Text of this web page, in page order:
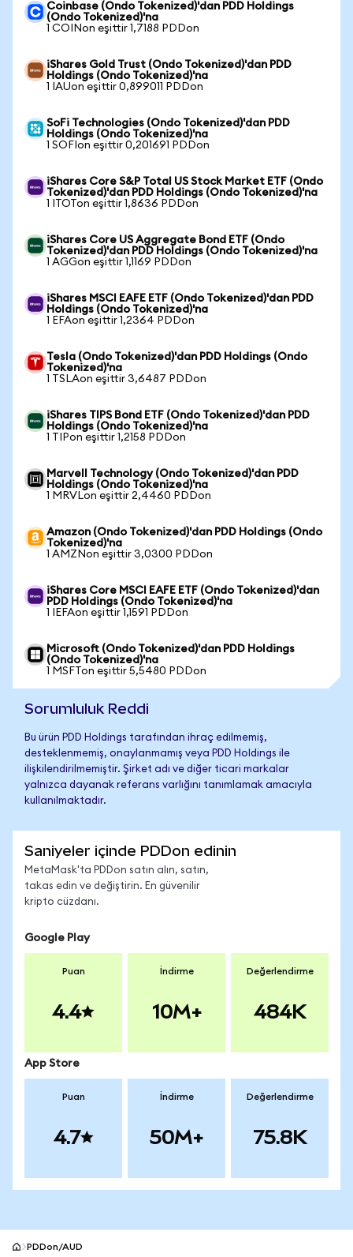
Coinbase (Ondo Tokenized)'dan PDD Holdings
(Ondo Tokenized)'na
1 COINon eşittir 1,7188 PDDon
iShares Gold Trust (Ondo Tokenized)'dan PDD
Holdings (Ondo Tokenized)'na
1 IAUon eşittir 0,899011 PDDon
SoFi Technologies (Ondo Tokenized)'dan PDD
Holdings (Ondo Tokenized)'na
1 SOFIon eşittir 0,201691 PDDon
iShares Core S&P Total US Stock Market ETF (Ondo
Tokenized)'dan PDD Holdings (Ondo Tokenized)'na
1 ITOTon eşittir 1,8636 PDDon
iShares Core US Aggregate Bond ETF (Ondo
Tokenized)'dan PDD Holdings (Ondo Tokenized)'na
1 AGGon eşittir 1,1169 PDDon
iShares MSCI EAFE ETF (Ondo Tokenized)'dan PDD
Holdings (Ondo Tokenized)'na
1 EFAon eşittir 1,2364 PDDon
Tesla (Ondo Tokenized)'dan PDD Holdings (Ondo
Tokenized)'na
1 TSLAon eşittir 3,6487 PDDon
iShares TIPS Bond ETF (Ondo Tokenized)'dan PDD
Holdings (Ondo Tokenized)'na
1 TIPon eşittir 1,2158 PDDon
Marvell Technology (Ondo Tokenized)'dan PDD
Holdings (Ondo Tokenized)'na
1 MRVLon eşittir 2,4460 PDDon
Amazon (Ondo Tokenized)'dan PDD Holdings (Ondo
Tokenized)'na
1 AMZNon eşittir 3,0300 PDDon
iShares Core MSCI EAFE ETF (Ondo Tokenized)'dan
PDD Holdings (Ondo Tokenized)'na
1 IEFAon eşittir 1,1591 PDDon
Microsoft (Ondo Tokenized)'dan PDD Holdings
(Ondo Tokenized)'na
1 MSFTon eşittir 5,5480 PDDon
Sorumluluk Reddi
Bu ürün PDD Holdings tarafından ihraç edilmemiş,
desteklenmemiş, onaylanmamış veya PDD Holdings ile
ilişkilendirilmemiştir. Şirket adı ve diğer ticari markalar
yalnızca dayanak referans varlığını tanımlamak amacıyla
kullanılmaktadır.
Saniyeler içinde PDDon edinin
MetaMask'ta PDDon satın alın, satın,
takas edin ve değiştirin. En güvenilir
kripto cüzdanı.
Google Play
Puan
4.4
İndirme
10M+
Değerlendirme
484K
App Store
Puan
4.7
İndirme
50M+
Değerlendirme
75.8K
PDDon/AUD